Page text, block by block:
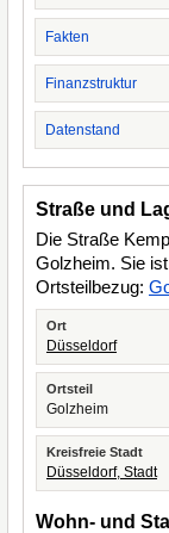
Fakten
Finanzstruktur
Datenstand
Straße und
Die Straße
Golzheim. Sie
Ortsteilbezug:
Ort
Düsseldorf
Ortsteil
Golzheim
Kreisfreie Stadt
Düsseldorf, Stadt
Wohn- und